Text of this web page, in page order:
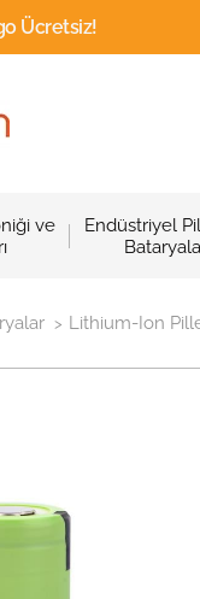
Ücretsiz!
ve
Endüstriyel
> Lithium-Ion